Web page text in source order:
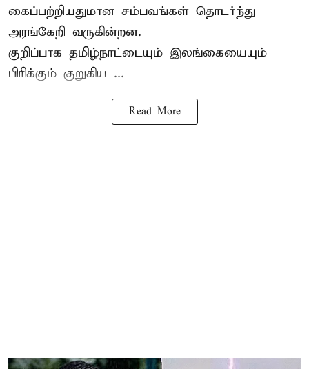
கைப்பற்றியதுமான சம்பவங்கள் தொடர்ந்து
அரங்கேறி வருகின்றன.
குறிப்பாக தமிழ்நாட்டையும் இலங்கையையும்
பிரிக்கும் குறுகிய ...
Read More